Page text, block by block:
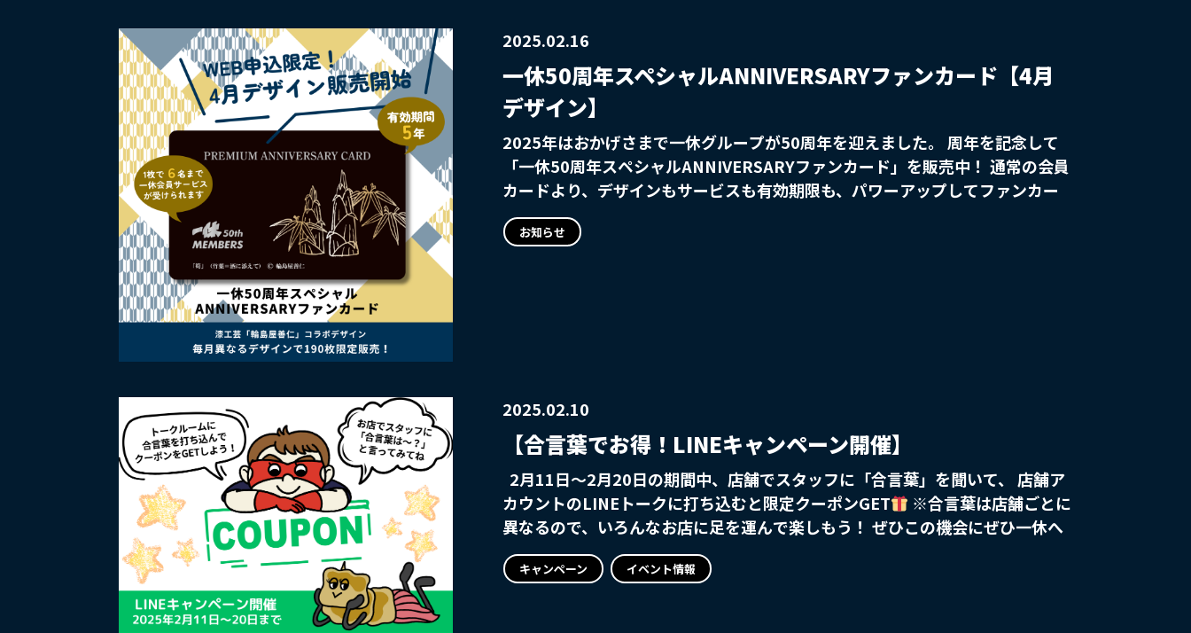
2025.02.16
一休50周年スペシャルANNIVERSARYファンカード【4月
デザイン】
2025年はおかげさまで一休グループが50周年を迎えました。 周年を記念して
「一休50周年スペシャルANNIVERSARYファンカード」を販売中！ 通常の会員
カードより、デザインもサービスも有効期限も、パワーアップしてファンカー
ドとして発行いたします。 輪島漆器工芸「輪島屋善仁」コラボデザイン、毎月
異なるテーマの絵柄をご用意いたします。 さらに！お客様からのご要望にお応
https://www.advance19.com/products/list?category_id=30
お知らせ
2025.02.10
【合言葉でお得！LINEキャンペーン開催】
カウントのLINEトークに打ち込むと限定クーポンGET
※合言葉は店舗ごとに
異なるので、いろんなお店に足を運んで楽しもう！ ぜひこの機会にぜひ一休へ
お越しください
キャンペーン イベント情報